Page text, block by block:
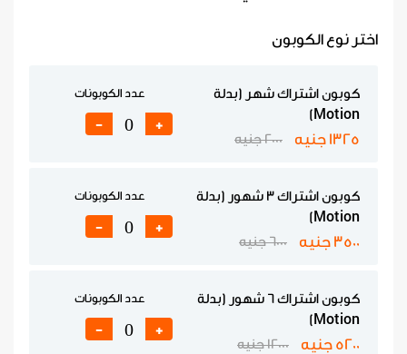
اختر نوع الكوبون
كوبون اشتراك شهر (بدلة
Motion)
1325 جنيه 2000 جنيه
عدد الكوبونات
+
-
كوبون اشتراك 3 شهور (بدلة
Motion)
3500 جنيه 6000 جنيه
عدد الكوبونات
+
-
كوبون اشتراك 6 شهور (بدلة
Motion)
5200 جنيه 12000 جنيه
عدد الكوبونات
+
-